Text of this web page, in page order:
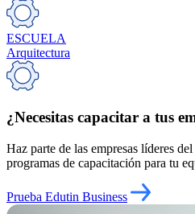
ESCUELA
Arquitectura
¿Necesitas capacitar a tus
Haz parte de las empresas líderes
programas de capacitación para tu
Prueba Edutin Business